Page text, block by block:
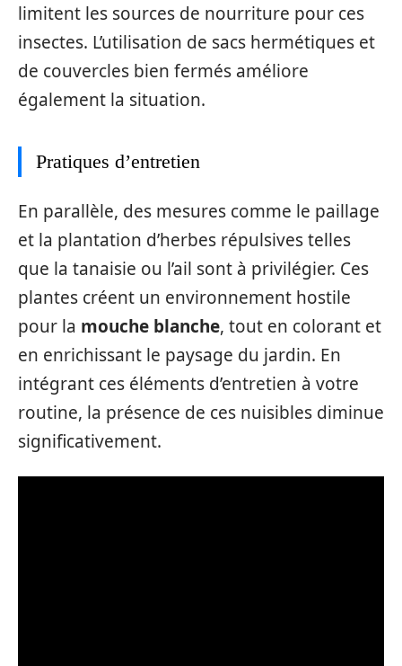
limitent les sources de nourriture pour ces
insectes. L’utilisation de sacs hermétiques et
de couvercles bien fermés améliore
également la situation.
Pratiques d’entretien
En parallèle, des mesures comme le paillage
et la plantation d’herbes répulsives telles
que la tanaisie ou l’ail sont à privilégier. Ces
plantes créent un environnement hostile
pour la mouche blanche, tout en colorant et
en enrichissant le paysage du jardin. En
intégrant ces éléments d’entretien à votre
routine, la présence de ces nuisibles diminue
significativement.